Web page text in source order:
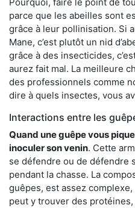
parce que les abeilles sont
grâce à leur pollinisation. Si
Mane, c’est plutôt un nid
grâce à des insecticides,
aurez fait mal. La meilleure
des professionnels comme
dire à quels insectes, vous
Interactions entre les
Quand une guêpe vous
inoculer son venin. Cette
se défendre ou de défendre
pendant la chasse. La
guêpes, est assez
peut y trouver des